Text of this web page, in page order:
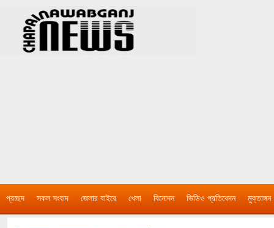
প্রচ্ছদ সকল সংবাদ জেলার বাইরে খেলা বিনোদন ভিডিও প্রতিবেদন মুক্তাঙ্গন